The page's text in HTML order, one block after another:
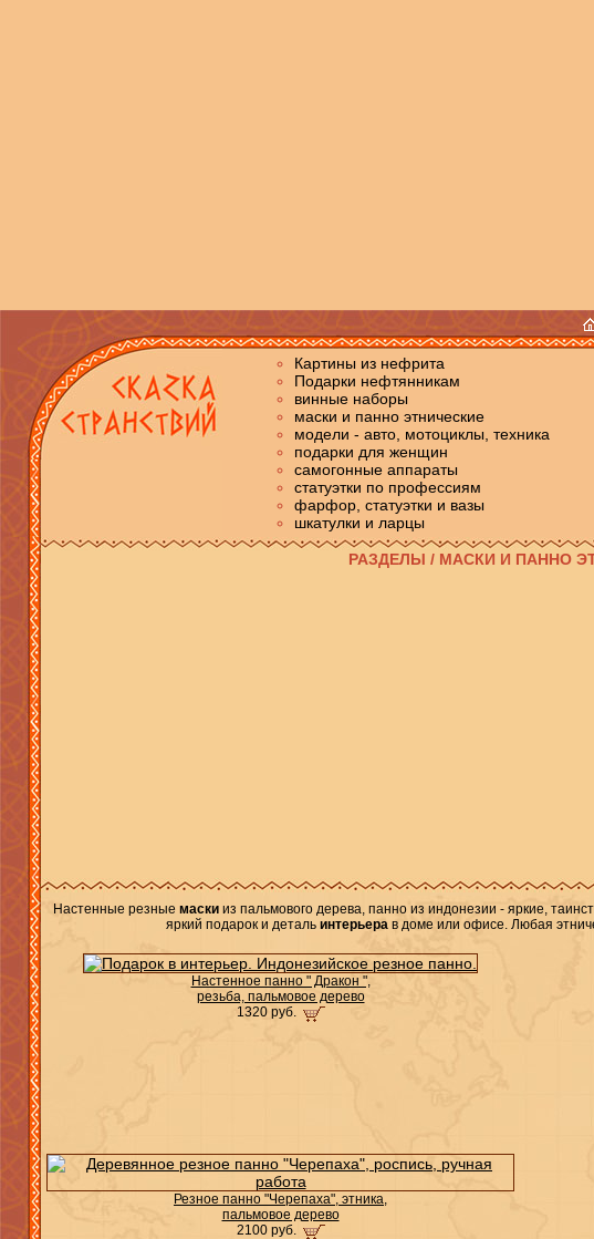
Картины из нефрита
Подарки нефтянникам
винные наборы
маски и панно этнические
модели - авто, мотоциклы, техника
подарки для женщин
самогонные аппараты
статуэтки по профессиям
фарфор, статуэтки и вазы
шкатулки и ларцы
РАЗДЕЛЫ / МАСКИ И ПАННО
Настенные резные маскииз пальмового дерева, панно из индонезии - яркие,
яркий подарок и деталь интерьера в доме или офисе. Любая
Настенное панно " Дракон ",
резьба, пальмовое дерево
1320 руб.
Резное панно "Черепаха", этника,
пальмовое дерево
2100 руб.